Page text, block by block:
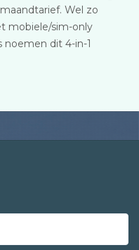
Wel zo
mobiele/sim-only
noemen dit 4-in-1